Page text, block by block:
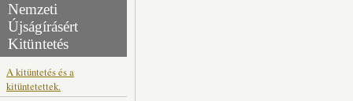
Nemzeti
Újságírásért
Kitüntetés
A kitüntetés és a
kitüntetettek.